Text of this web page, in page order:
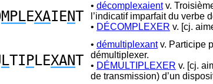
MPLEXAIENT
• décomplexaientv.
l’indicatif imparfait du verbe
• DÉCOMPLEXER v. [cj.
LTI PLEXANT
• démultiplexantv. Participe
démultiplexer.
• DÉMULTIPLEXER v. [cj.
de transmission) d’un